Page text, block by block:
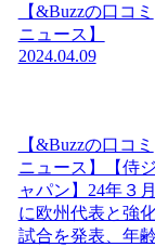
【&Buzzの口コミ
ニュース】
2024.04.09
【&Buzzの口コミ
ニュース】【侍ジ
ャパン】24年３月
に欧州代表と強
試合を発表、年齢